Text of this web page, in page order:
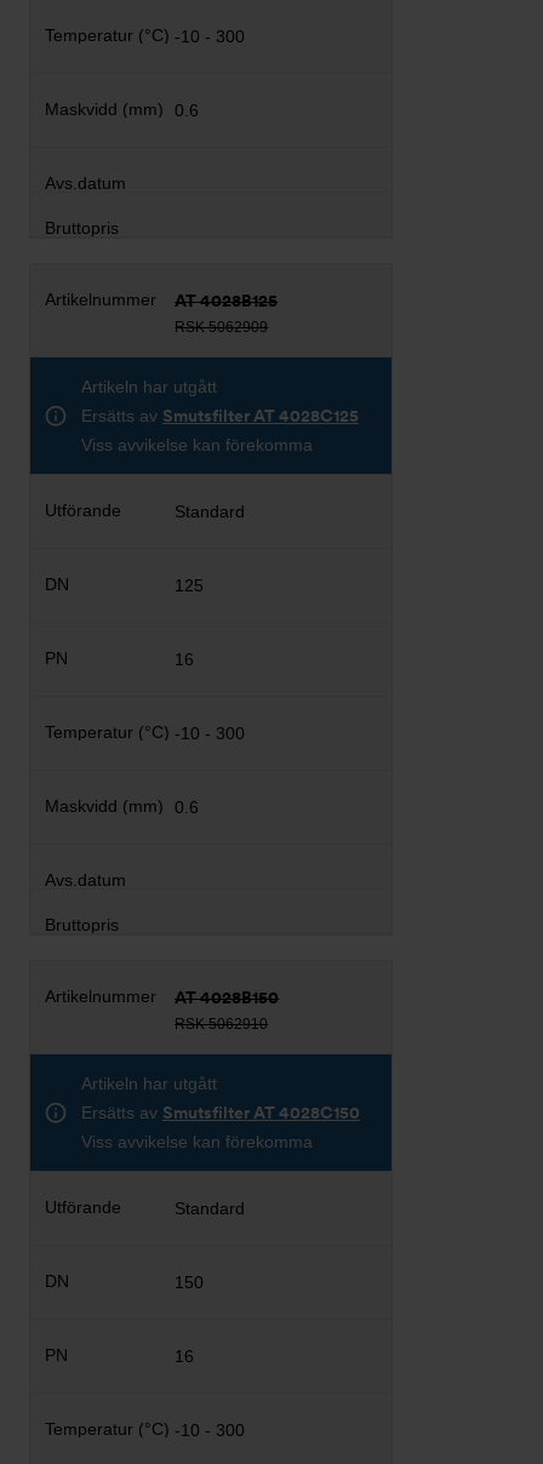
-10 - 300
0.6
AT 4028B125
RSK 5062909
Artikeln har utgått
Ersätts av Smutsfilter AT 4028C125
Viss avvikelse kan förekomma
Standard
125
16
-10 - 300
0.6
AT 4028B150
RSK 5062910
Artikeln har utgått
Ersätts av Smutsfilter AT 4028C150
Viss avvikelse kan förekomma
Standard
150
16
-10 - 300